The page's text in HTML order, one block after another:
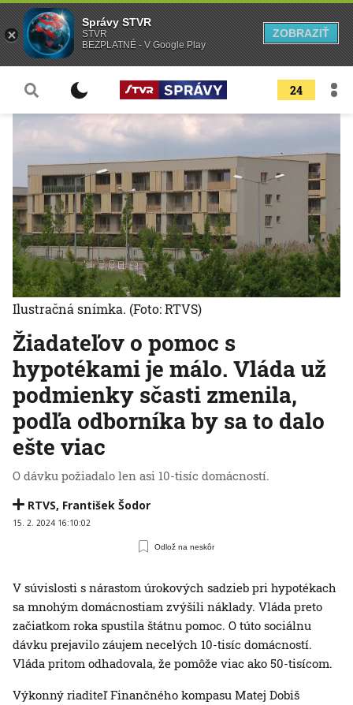
24
Žiadateľov o pomoc s
hypotékami je málo. Vláda už
podmienky sčasti zmenila,
podľa odborníka by sa to dalo
ešte viac
O dávku požiadalo len asi 10-tisíc domácností.
RTVS, František Šodor
15. 2. 2024 16:10:02
Odlož na neskôr
Ilustračná snímka. (Foto: RTVS)
V súvislosti s nárastom úrokových sadzieb pri hypotékach
sa mnohým domácnostiam zvýšili náklady. Vláda preto
začiatkom roka spustila štátnu pomoc. O túto sociálnu
dávku prejavilo záujem necelých 10-tisíc domácností.
Vláda pritom odhadovala, že pomôže viac ako 50-tisícom.
Výkonný riaditeľ Finančného kompasu Matej Dobiš
Správy STVR
STVR
BEZPLATNÉ - V Google Play
ZOBRAZIŤ